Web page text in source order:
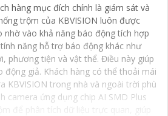
hàng mục đích chính là giám sát và
trộm của KBVISION luôn được
nhờ vào khả năng báo động tích hợp
năng hỗ trợ báo động khác như
phương tiện và vật thể. Điều này giúp
động giả. Khách hàng có thể thoải mái
KBVISION trong nhà và ngoài trời phù
camera ứng dụng chip AI SMD Plus
để phân tích dữ liệu trực quan, giúp